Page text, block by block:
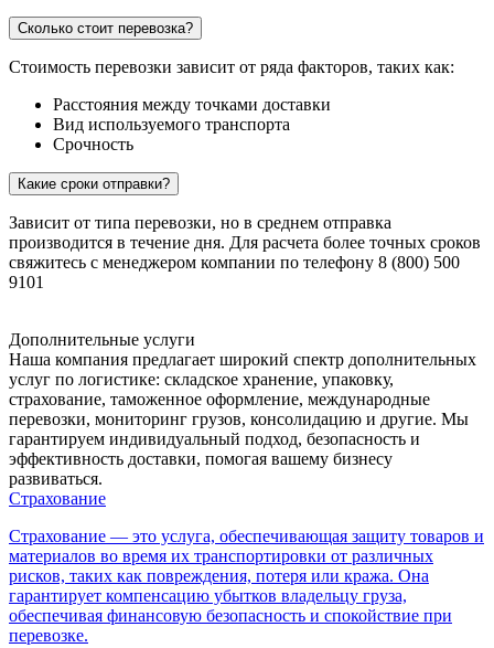
Сколько стоит перевозка?
Стоимость перевозки зависит от ряда факторов, таких как:
Расстояния между точками доставки
Вид используемого транспорта
Срочность
Какие сроки отправки?
Зависит от типа перевозки, но в среднем отправка
производится в течение дня. Для расчета более точных сроков
свяжитесь с менеджером компании по телефону 8 (800) 500
9101
Дополнительные услуги
Наша компания предлагает широкий спектр дополнительных
услуг по логистике: складское хранение, упаковку,
страхование, таможенное оформление, международные
перевозки, мониторинг грузов, консолидацию и другие. Мы
гарантируем индивидуальный подход, безопасность и
эффективность доставки, помогая вашему бизнесу
развиваться.
Страхование
Страхование — это услуга, обеспечивающая защиту товаров и
материалов во время их транспортировки от различных
рисков, таких как повреждения, потеря или кража. Она
гарантирует компенсацию убытков владельцу груза,
обеспечивая финансовую безопасность и спокойствие при
перевозке.